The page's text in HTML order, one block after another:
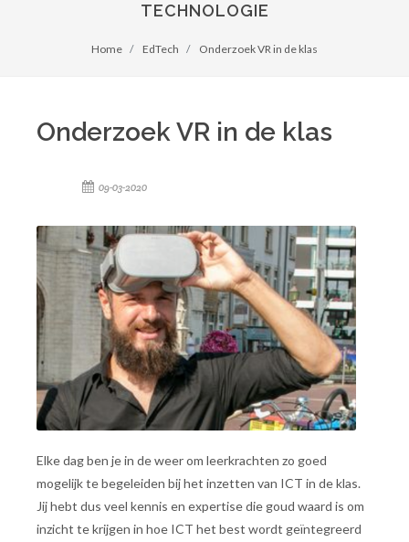
TECHNOLOGIE
Home EdTech Onderzoek VR in de klas
Onderzoek VR in de klas
09-03-2020
Elke dag ben je in de weer om leerkrachten zo goed
mogelijk te begeleiden bij het inzetten van ICT in de klas.
Jij hebt dus veel kennis en expertise die goud waard is om
inzicht te krijgen in hoe ICT het best wordt geïntegreerd